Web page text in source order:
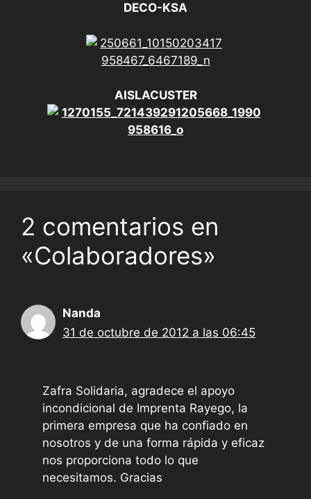
DECO-KSA
AISLACUSTER
2 comentarios en
«Colaboradores»
Nanda
31 de octubre de 2012 a las 06:45
Zafra Solidaria, agradece el apoyo
incondicional de Imprenta Rayego, la
primera empresa que ha confiado en
nosotros y de una forma rápida y eficaz
nos proporciona todo lo que
necesitamos. Gracias